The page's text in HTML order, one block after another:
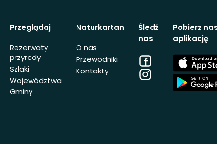
Przeglądaj
Rezerwaty
przyrody
Szlaki
Województwa
Gminy
Naturkartan
O nas
Przewodniki
Kontakty
Śledź
nas
Facebook
Instagram
Pobierz
aplikację
App
Store
App
Store